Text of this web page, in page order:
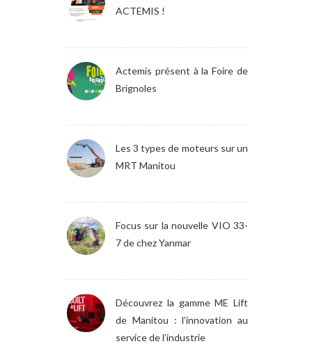
ACTEMIS !
Actemis présent à la Foire de
Brignoles
Les 3 types de moteurs sur un
MRT Manitou
Focus sur la nouvelle VIO 33-
7 de chez Yanmar
Découvrez la gamme ME Lift
de Manitou : l’innovation au
service de l’industrie